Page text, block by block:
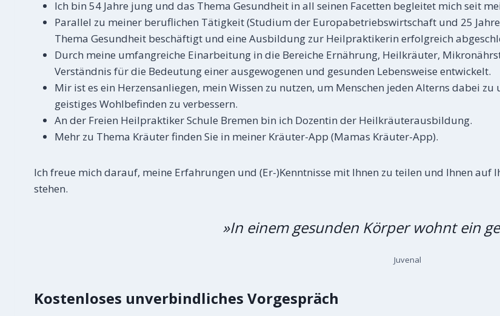
Ich bin 54 Jahre jung und das Thema Gesundheit in all seinen Facetten begleitet mich seit
Parallel zu meiner beruflichen Tätigkeit (Studium der Europabetriebswirtschaft und 25
Thema Gesundheit beschäftigt und eine Ausbildung zur Heilpraktikerin erfolgreich
Durch meine umfangreiche Einarbeitung in die Bereiche Ernährung, Heilkräuter,
Verständnis für die Bedeutung einer ausgewogenen und gesunden Lebensweise entwickelt.
Mir ist es ein Herzensanliegen, mein Wissen zu nutzen, um Menschen jeden Alterns dabei
geistiges Wohlbefinden zu verbessern.
An der Freien Heilpraktiker Schule Bremen bin ich Dozentin der Heilkräuterausbildung.
Mehr zu Thema Kräuter finden Sie in meiner Kräuter-App (Mamas Kräuter-App).
Ich freue mich darauf, meine Erfahrungen und (Er-)Kenntnisse mit Ihnen zu teilen und Ihnen auf
stehen.
»In einem gesunden Körper wohnt ein
Juvenal
Kostenloses unverbindliches Vorgespräch